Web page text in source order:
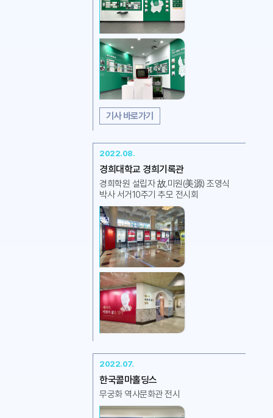
기사 바로가기
2022.08.
경희대학교 경희기록관
경희학원 설립자 故.미원(美源) 조영식
박사 서거10주기 추모 전시회
2022.07.
한국콜마홀딩스
무궁화 역사문화관 전시